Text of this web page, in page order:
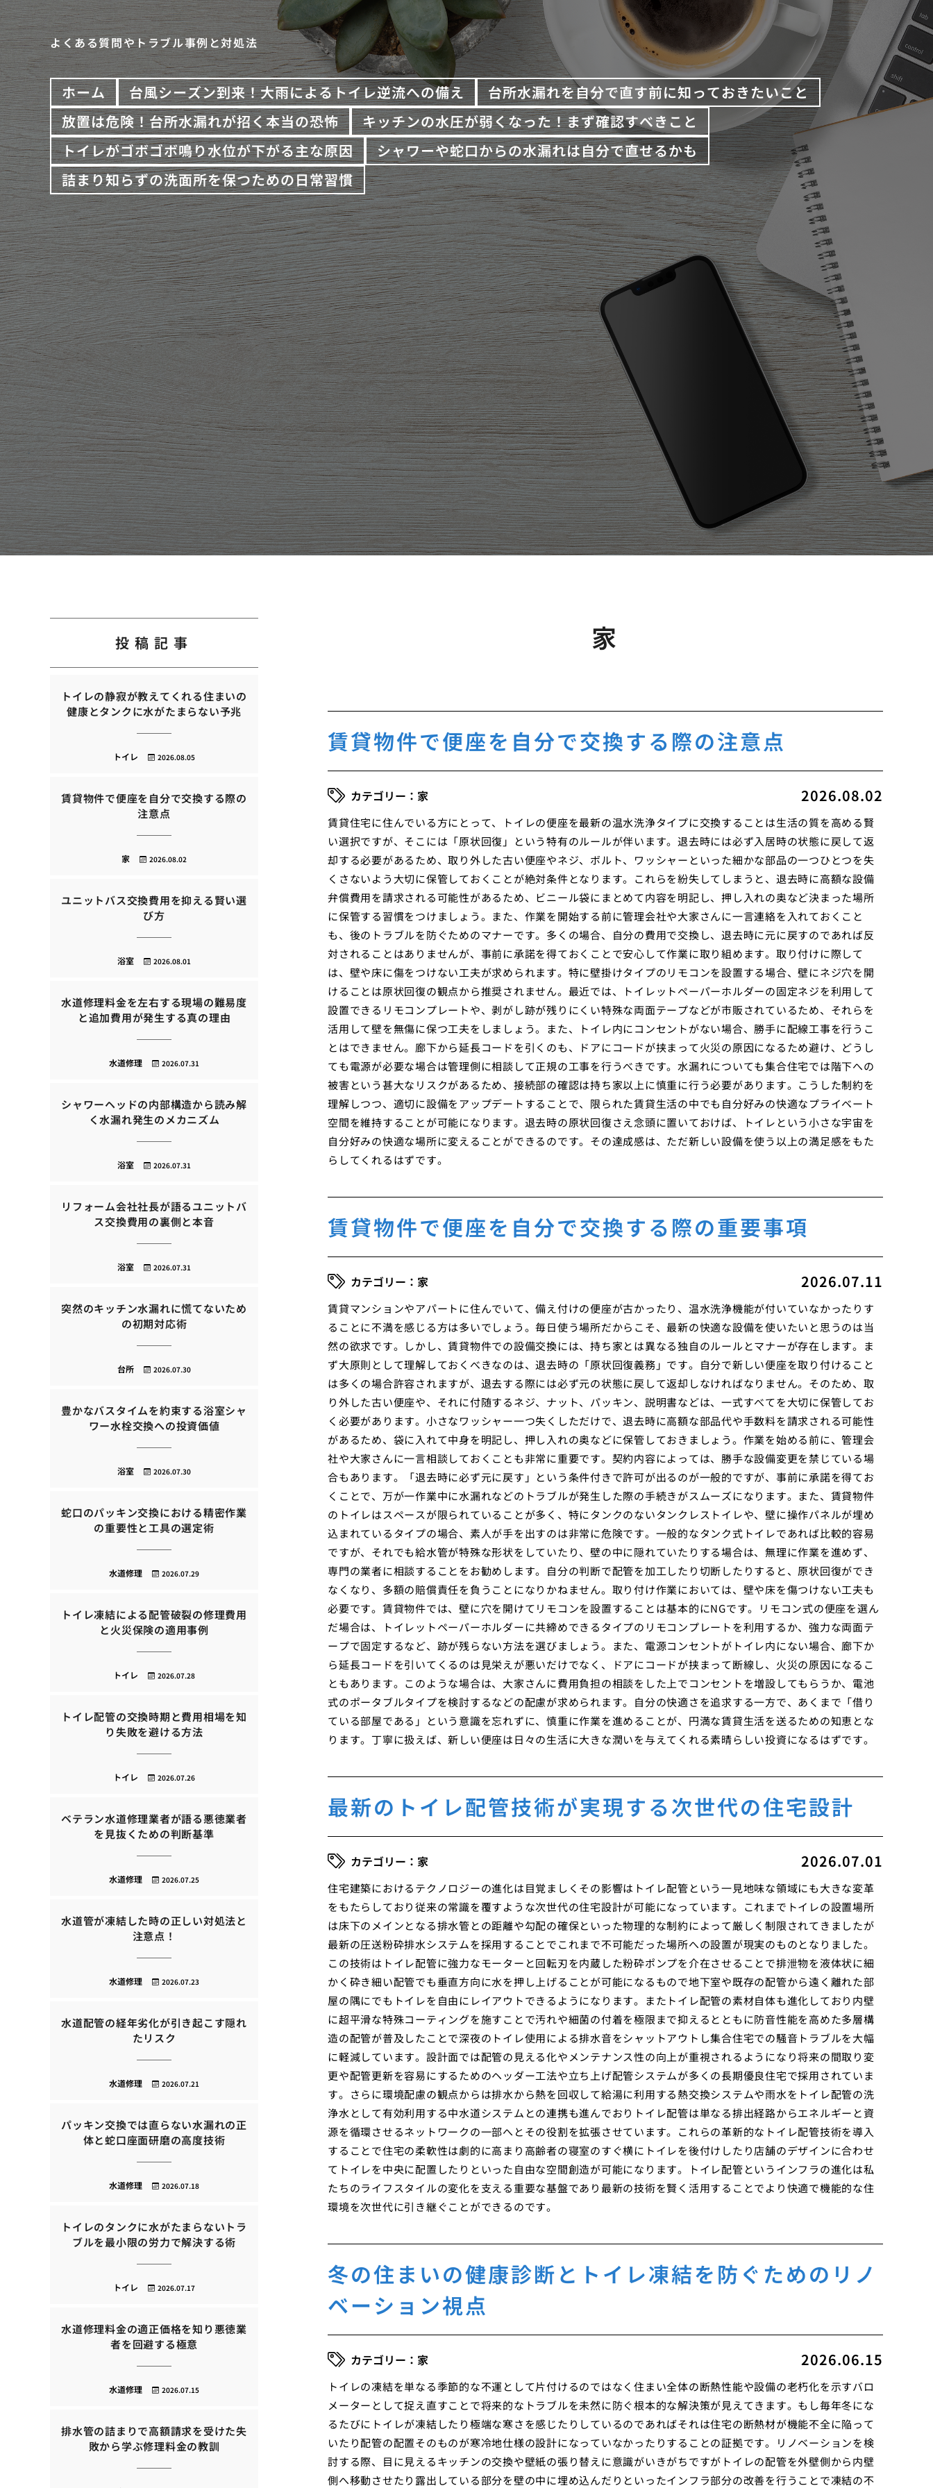
よくある質問やトラブル事例と対処法
ホーム 台風シーズン到来！大雨によるトイレ逆流への備え
台所水漏れを自分で直す前に知っておきたいこと
放置は危険！台所水漏れが招く本当の恐怖
キッチンの水圧が弱くなった！まず確認すべきこと
トイレがゴボゴボ鳴り水位が下がる主な原因
シャワーや蛇口からの水漏れは自分で直せるかも
詰まり知らずの洗面所を保つための日常習慣
家
賃貸物件で便座を自分で交換する際の注意点
2026.08.02
家
賃貸住宅に住んでいる方にとって、トイレの便座を最新の温水洗浄タイプに交換することは生活の質を高める賢
い選択ですが、そこには「原状回復」という特有のルールが伴います。退去時には必ず入居時の状態に戻して返
却する必要があるため、取り外した古い便座やネジ、ボルト、ワッシャーといった細かな部品の一つひとつを失
くさないよう大切に保管しておくことが絶対条件となります。これらを紛失してしまうと、退去時に高額な設備
弁償費用を請求される可能性があるため、ビニール袋にまとめて内容を明記し、押し入れの奥など決まった場所
に保管する習慣をつけましょう。また、作業を開始する前に管理会社や大家さんに一言連絡を入れておくこと
も、後のトラブルを防ぐためのマナーです。多くの場合、自分の費用で交換し、退去時に元に戻すのであれば反
対されることはありませんが、事前に承諾を得ておくことで安心して作業に取り組めます。取り付けに際して
は、壁や床に傷をつけない工夫が求められます。特に壁掛けタイプのリモコンを設置する場合、壁にネジ穴を開
けることは原状回復の観点から推奨されません。最近では、トイレットペーパーホルダーの固定ネジを利用して
設置できるリモコンプレートや、剥がし跡が残りにくい特殊な両面テープなどが市販されているため、それらを
活用して壁を無傷に保つ工夫をしましょう。また、トイレ内にコンセントがない場合、勝手に配線工事を行うこ
とはできません。廊下から延長コードを引くのも、ドアにコードが挟まって火災の原因になるため避け、どうし
ても電源が必要な場合は管理側に相談して正規の工事を行うべきです。水漏れについても集合住宅では階下への
被害という甚大なリスクがあるため、接続部の確認は持ち家以上に慎重に行う必要があります。こうした制約を
理解しつつ、適切に設備をアップデートすることで、限られた賃貸生活の中でも自分好みの快適なプライベート
空間を維持することが可能になります。退去時の原状回復さえ念頭に置いておけば、トイレという小さな宇宙を
自分好みの快適な場所に変えることができるのです。その達成感は、ただ新しい設備を使う以上の満足感をもた
らしてくれるはずです。
賃貸物件で便座を自分で交換する際の重要事項
2026.07.11
家
賃貸マンションやアパートに住んでいて、備え付けの便座が古かったり、温水洗浄機能が付いていなかったりす
ることに不満を感じる方は多いでしょう。毎日使う場所だからこそ、最新の快適な設備を使いたいと思うのは当
然の欲求です。しかし、賃貸物件での設備交換には、持ち家とは異なる独自のルールとマナーが存在します。ま
ず大原則として理解しておくべきなのは、退去時の「原状回復義務」です。自分で新しい便座を取り付けること
は多くの場合許容されますが、退去する際には必ず元の状態に戻して返却しなければなりません。そのため、取
り外した古い便座や、それに付随するネジ、ナット、パッキン、説明書などは、一式すべてを大切に保管してお
く必要があります。小さなワッシャー一つ失くしただけで、退去時に高額な部品代や手数料を請求される可能性
があるため、袋に入れて中身を明記し、押し入れの奥などに保管しておきましょう。作業を始める前に、管理会
社や大家さんに一言相談しておくことも非常に重要です。契約内容によっては、勝手な設備変更を禁じている場
合もあります。「退去時に必ず元に戻す」という条件付きで許可が出るのが一般的ですが、事前に承諾を得てお
くことで、万が一作業中に水漏れなどのトラブルが発生した際の手続きがスムーズになります。また、賃貸物件
のトイレはスペースが限られていることが多く、特にタンクのないタンクレストイレや、壁に操作パネルが埋め
込まれているタイプの場合、素人が手を出すのは非常に危険です。一般的なタンク式トイレであれば比較的容易
ですが、それでも給水管が特殊な形状をしていたり、壁の中に隠れていたりする場合は、無理に作業を進めず、
専門の業者に相談することをお勧めします。自分の判断で配管を加工したり切断したりすると、原状回復ができ
なくなり、多額の賠償責任を負うことになりかねません。取り付け作業においては、壁や床を傷つけない工夫も
必要です。賃貸物件では、壁に穴を開けてリモコンを設置することは基本的にNGです。リモコン式の便座を選ん
だ場合は、トイレットペーパーホルダーに共締めできるタイプのリモコンプレートを利用するか、強力な両面テ
ープで固定するなど、跡が残らない方法を選びましょう。また、電源コンセントがトイレ内にない場合、廊下か
ら延長コードを引いてくるのは見栄えが悪いだけでなく、ドアにコードが挟まって断線し、火災の原因になるこ
ともあります。このような場合は、大家さんに費用負担の相談をした上でコンセントを増設してもらうか、電池
式のポータブルタイプを検討するなどの配慮が求められます。自分の快適さを追求する一方で、あくまで「借り
ている部屋である」という意識を忘れずに、慎重に作業を進めることが、円満な賃貸生活を送るための知恵とな
ります。丁寧に扱えば、新しい便座は日々の生活に大きな潤いを与えてくれる素晴らしい投資になるはずです。
最新のトイレ配管技術が実現する次世代の住宅設計
2026.07.01
家
住宅建築におけるテクノロジーの進化は目覚ましくその影響はトイレ配管という一見地味な領域にも大きな変革
をもたらしており従来の常識を覆すような次世代の住宅設計が可能になっています。これまでトイレの設置場所
は床下のメインとなる排水管との距離や勾配の確保といった物理的な制約によって厳しく制限されてきましたが
最新の圧送粉砕排水システムを採用することでこれまで不可能だった場所への設置が現実のものとなりました。
この技術はトイレ配管に強力なモーターと回転刃を内蔵した粉砕ポンプを介在させることで排泄物を液体状に細
かく砕き細い配管でも垂直方向に水を押し上げることが可能になるもので地下室や既存の配管から遠く離れた部
屋の隅にでもトイレを自由にレイアウトできるようになります。またトイレ配管の素材自体も進化しており内壁
に超平滑な特殊コーティングを施すことで汚れや細菌の付着を極限まで抑えるとともに防音性能を高めた多層構
造の配管が普及したことで深夜のトイレ使用による排水音をシャットアウトし集合住宅での騒音トラブルを大幅
に軽減しています。設計面では配管の見える化やメンテナンス性の向上が重視されるようになり将来の間取り変
更や配管更新を容易にするためのヘッダー工法や立ち上げ配管システムが多くの長期優良住宅で採用されていま
す。さらに環境配慮の観点からは排水から熱を回収して給湯に利用する熱交換システムや雨水をトイレ配管の洗
浄水として有効利用する中水道システムとの連携も進んでおりトイレ配管は単なる排出経路からエネルギーと資
源を循環させるネットワークの一部へとその役割を拡張させています。これらの革新的なトイレ配管技術を導入
することで住宅の柔軟性は劇的に高まり高齢者の寝室のすぐ横にトイレを後付けしたり店舗のデザインに合わせ
てトイレを中央に配置したりといった自由な空間創造が可能になります。トイレ配管というインフラの進化は私
たちのライフスタイルの変化を支える重要な基盤であり最新の技術を賢く活用することでより快適で機能的な住
環境を次世代に引き継ぐことができるのです。
冬の住まいの健康診断とトイレ凍結を防ぐためのリノ
ベーション視点
2026.06.15
家
トイレの凍結を単なる季節的な不運として片付けるのではなく住まい全体の断熱性能や設備の老朽化を示すバロ
メーターとして捉え直すことで将来的なトラブルを未然に防ぐ根本的な解決策が見えてきます。もし毎年冬にな
るたびにトイレが凍結したり極端な寒さを感じたりしているのであればそれは住宅の断熱材が機能不全に陥って
いたり配管の配置そのものが寒冷地仕様の設計になっていなかったりすることの証拠です。リノベーションを検
討する際、目に見えるキッチンの交換や壁紙の張り替えに意識がいきがちですがトイレの配管を外壁側から内壁
側へ移動させたり露出している部分を壁の中に埋め込んだりといったインフラ部分の改善を行うことで凍結の不
投稿記事
トイレの静寂が教えてくれる住まいの
健康とタンクに水がたまらない予兆
2026.08.05
トイレ
賃貸物件で便座を自分で交換する際の
注意点
2026.08.02
家
ユニットバス交換費用を抑える賢い選
び方
2026.08.01
浴室
水道修理料金を左右する現場の難易度
と追加費用が発生する真の理由
2026.07.31
水道修理
シャワーヘッドの内部構造から読み解
く水漏れ発生のメカニズム
2026.07.31
浴室
リフォーム会社社長が語るユニットバ
ス交換費用の裏側と本音
2026.07.31
浴室
突然のキッチン水漏れに慌てないため
の初期対応術
2026.07.30
台所
豊かなバスタイムを約束する浴室シャ
ワー水栓交換への投資価値
2026.07.30
浴室
蛇口のパッキン交換における精密作業
の重要性と工具の選定術
2026.07.29
水道修理
トイレ凍結による配管破裂の修理費用
と火災保険の適用事例
2026.07.28
トイレ
トイレ配管の交換時期と費用相場を知
り失敗を避ける方法
2026.07.26
トイレ
ベテラン水道修理業者が語る悪徳業者
を見抜くための判断基準
2026.07.25
水道修理
水道管が凍結した時の正しい対処法と
注意点！
2026.07.23
水道修理
水道配管の経年劣化が引き起こす隠れ
たリスク
2026.07.21
水道修理
パッキン交換では直らない水漏れの正
体と蛇口座面研磨の高度技術
2026.07.18
水道修理
トイレのタンクに水がたまらないトラ
ブルを最小限の労力で解決する術
2026.07.17
トイレ
水道修理料金の適正価格を知り悪徳業
者を回避する極意
2026.07.15
水道修理
排水管の詰まりで高額請求を受けた失
敗から学ぶ修理料金の教訓